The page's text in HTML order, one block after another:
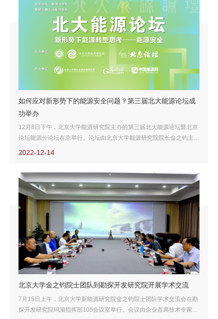
如何应对新形势下的能源安全问题？第三届北大能源论坛成
功举办
12月8日下午，北京大学能源研究院主办的第三届北大能源论坛暨北京
论坛能源分论坛在京举行。论坛由北京大学能源研究院院长金之钧主
持，北京大学党委常委、副校长孙庆伟致辞，来自国际电工委员会、国
和讨论。论坛反响热烈，线上参会人数超过58万人次。
2022-12-14
北京大学金之钧院士团队到勘探开发研究院开展学术交流
7月15日上午，北京大学新能源研究院金之钧院士团队学术交流会在勘
探开发研究院玛湖指挥部105会议室举行。会议由企业首席技术专家唐